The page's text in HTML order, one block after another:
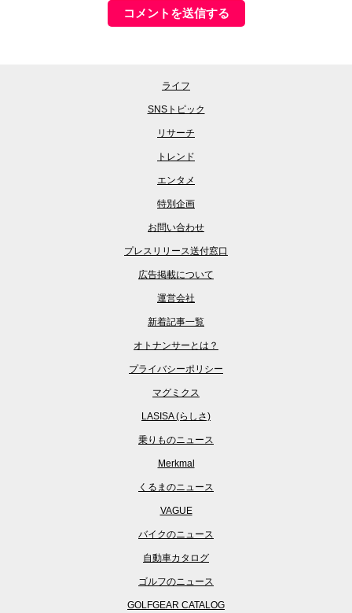
ライフ
SNSトピック
リサーチ
トレンド
エンタメ
特別企画
お問い合わせ
プレスリリース送付窓口
広告掲載について
運営会社
新着記事一覧
オトナンサーとは？
プライバシーポリシー
マグミクス
LASISA (らしさ)
乗りものニュース
Merkmal
くるまのニュース
VAGUE
バイクのニュース
自動車カタログ
ゴルフのニュース
GOLFGEAR CATALOG